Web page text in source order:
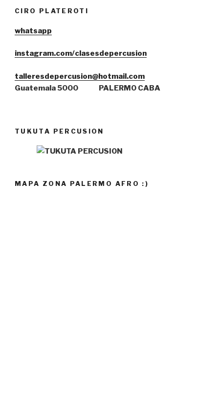
CIRO PLATEROTI
whatsapp
instagram.com/clasesdepercusion
talleresdepercusion@hotmail.com
Guatemala 5000 PALERMO CABA
TUKUTA PERCUSION
MAPA ZONA PALERMO AFRO :)